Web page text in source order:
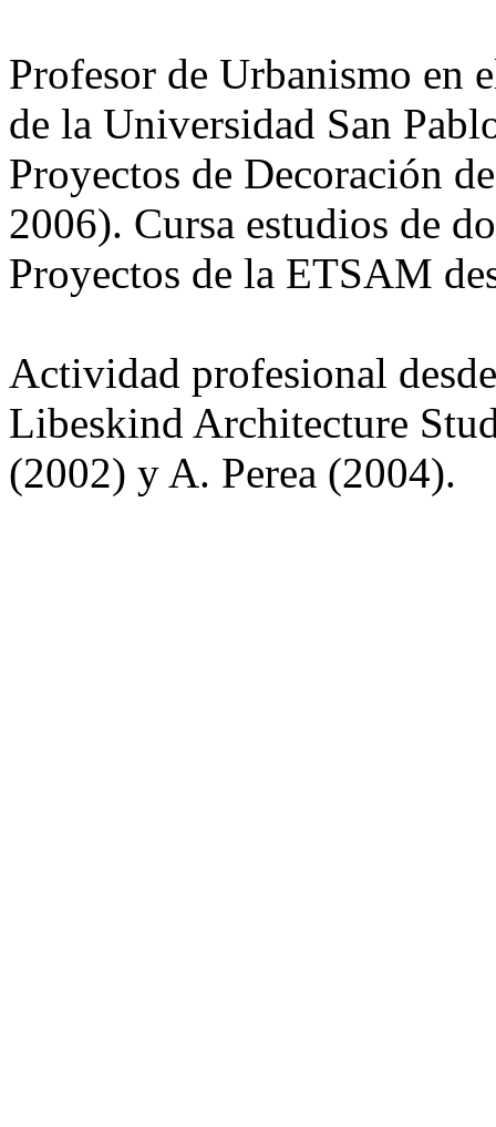
Profesor de Urbanismo en
de la Universidad San
Proyectos de Decoración
2006). Cursa estudios de
Proyectos de la ETSAM
Actividad profesional
Libeskind Architecture
(2002) y A. Perea (2004).